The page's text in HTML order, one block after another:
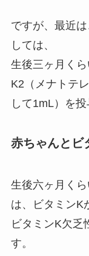
ですが、最近
しては、
生後三ヶ月く
K2（メナトテ
して1mL）を
赤ちゃんとビ
生後六ヶ月く
は、ビタミンK
ビタミンK欠乏
す。